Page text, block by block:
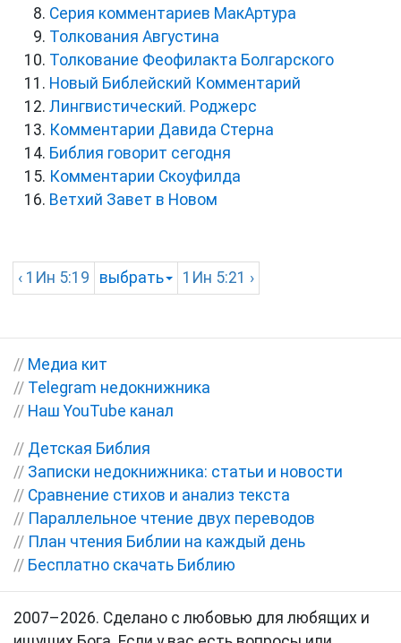
Серия комментариев МакАртура
Толкования Августина
Толкование Феофилакта Болгарского
Новый Библейский Комментарий
Лингвистический. Роджерс
Комментарии Давида Стерна
Библия говорит сегодня
Комментарии Скоуфилда
Ветхий Завет в Новом
‹ 1Ин 5:19 выбрать 1Ин 5:21 ›
// Медиа кит
// Telegram недокнижника
// Наш YouTube канал
// Детская Библия
// Записки недокнижника: статьи и новости
// Сравнение стихов и анализ текста
// Параллельное чтение двух переводов
// План чтения Библии на каждый день
// Бесплатно скачать Библию
2007–2026. Сделано с любовью для любящих и